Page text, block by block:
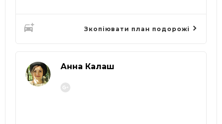
Зкопіювати план подорожі
Анна Калаш